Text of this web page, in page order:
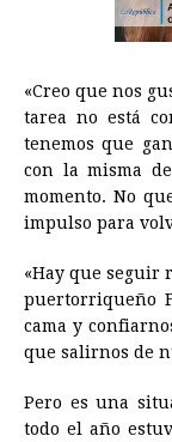
«Creo que nos
tarea no está
tenemos que
con la misma
momento. No
impulso para
«Hay que seguir
puertorriqueño
cama y
que salirnos de
Pero es una
todo el año